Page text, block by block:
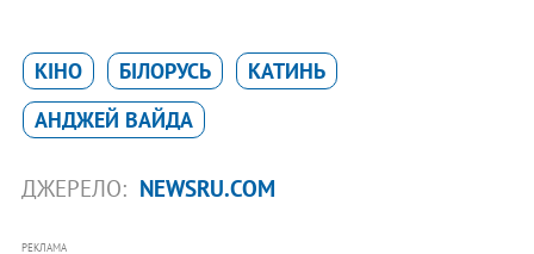
КІНО БІЛОРУСЬ
КАТИНЬ
АНДЖЕЙ ВАЙДА
ДЖЕРЕЛО: NEWSRU.COM
РЕКЛАМА